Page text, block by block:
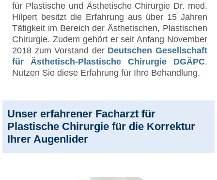
für Plastische und Ästhetische Chirurgie Dr. med.
Hilpert besitzt die Erfahrung aus über 15 Jahren
Tätigkeit im Bereich der Ästhetischen, Plastischen
Chirurgie. Zudem gehört er seit Anfang November
2018 zum Vorstand der Deutschen Gesellschaft
für Ästhetisch-Plastische Chirurgie DGÄPC.
Nutzen Sie diese Erfahrung für Ihre Behandlung.
Unser erfahrener Facharzt für
Plastische Chirurgie für die Korrektur
Ihrer Augenlider